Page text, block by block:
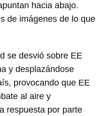
hacia abajo.
de imágenes de lo que
se desvió sobre EE
y desplazándose
provocando que EE
al aire y
respuesta por parte